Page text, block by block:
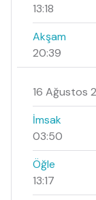
13:18
Akşam
20:39
16 Ağustos
İmsak
03:50
Öğle
13:17